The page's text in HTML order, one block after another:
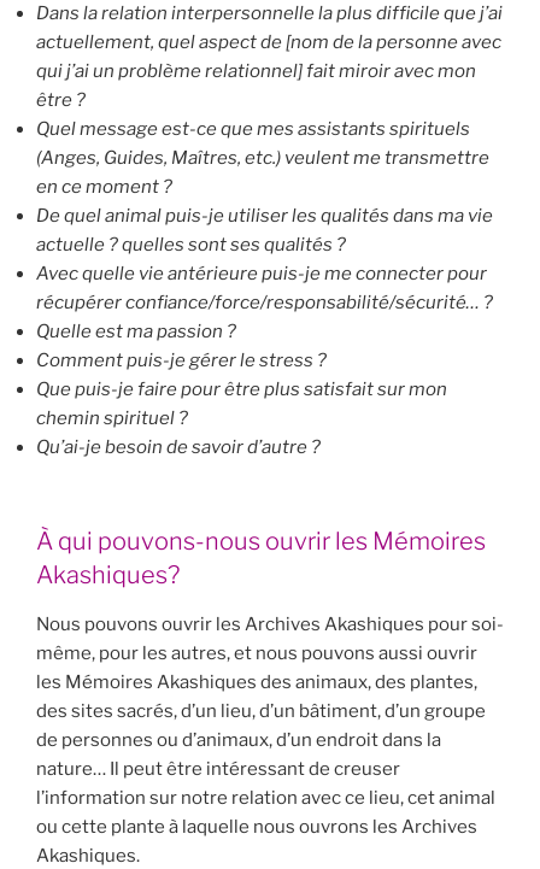
Dans la relation interpersonnelle la plus difficile que j’ai
actuellement, quel aspect de [nom de la personne avec
qui j’ai un problème relationnel] fait miroir avec mon
être ?
Quel message est-ce que mes assistants spirituels
(Anges, Guides, Maîtres, etc.) veulent me transmettre
en ce moment ?
De quel animal puis-je utiliser les qualités dans ma vie
actuelle ? quelles sont ses qualités ?
Avec quelle vie antérieure puis-je me connecter pour
récupérer confiance/force/responsabilité/sécurité… ?
Quelle est ma passion ?
Comment puis-je gérer le stress ?
Que puis-je faire pour être plus satisfait sur mon
chemin spirituel ?
Qu’ai-je besoin de savoir d’autre ?
À qui pouvons-nous ouvrir les Mémoires
Akashiques?
Nous pouvons ouvrir les Archives Akashiques pour soi-
même, pour les autres, et nous pouvons aussi ouvrir
les Mémoires Akashiques des animaux, des plantes,
des sites sacrés, d’un lieu, d’un bâtiment, d’un groupe
de personnes ou d’animaux, d’un endroit dans la
nature… Il peut être intéressant de creuser
l’information sur notre relation avec ce lieu, cet animal
ou cette plante à laquelle nous ouvrons les Archives
Akashiques.